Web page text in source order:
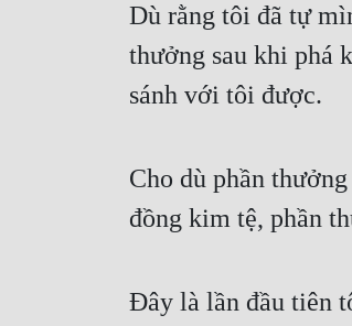
Dù rằng tôi đã tự
thưởng sau khi phá
sánh với tôi được.
Cho dù phần
đồng kim tệ, phần
Đây là lần đầu tiên